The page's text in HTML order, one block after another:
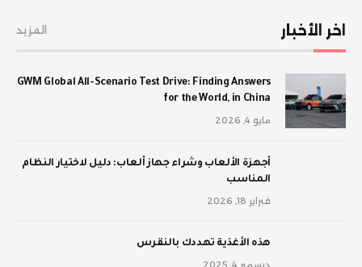
اخر الأخبار المزيد
GWM Global All-Scenario Test Drive: Finding Answers
for the World, in China
مايو 4, 2026
أجهزة الألعاب وشراء جهاز ألعاب: دليل لاختيار النظام
المناسب
فبراير 18, 2026
‫هذه الأغذية تهددك بالنقرس
ديسمبر 4, 2025